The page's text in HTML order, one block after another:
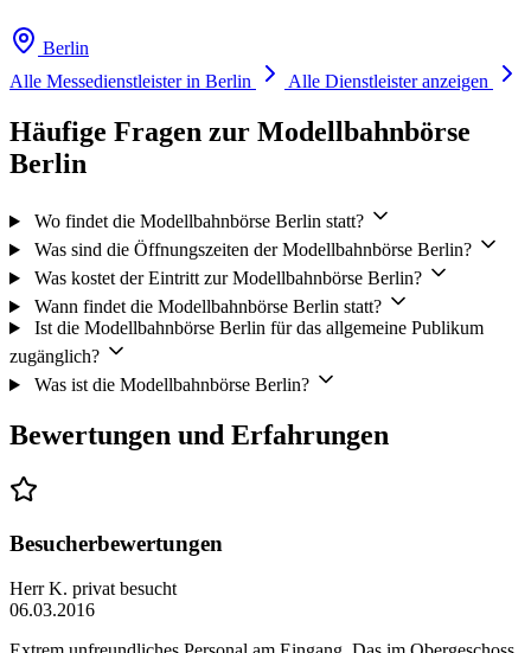
Berlin
Alle Messedienstleister in Berlin
Alle Dienstleister anzeigen
Häufige Fragen zur Modellbahnbörse
Berlin
Wo findet die Modellbahnbörse Berlin statt?
Was sind die Öffnungszeiten der Modellbahnbörse Berlin?
Was kostet der Eintritt zur Modellbahnbörse Berlin?
Wann findet die Modellbahnbörse Berlin statt?
Ist die Modellbahnbörse Berlin für das allgemeine Publikum
zugänglich?
Was ist die Modellbahnbörse Berlin?
Bewertungen und Erfahrungen
Besucherbewertungen
Herr K. privat besucht
06.03.2016